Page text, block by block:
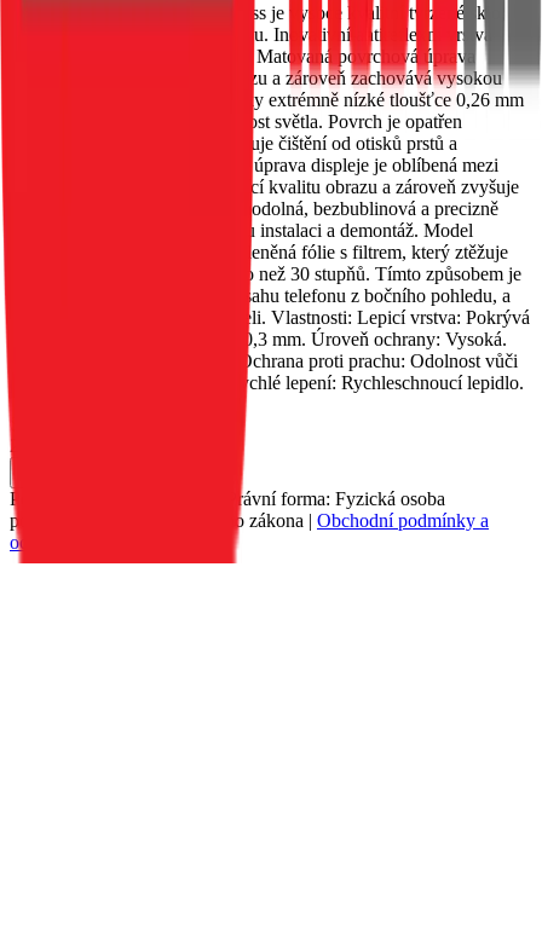
Skleněná fólie Mr. Monkey Glass je vysoce kvalitní tvrzené sklo,
které pokrývá celou lepicí plochu. Inovativní antireflexní vrstva
omezuje škodlivé modré záření. Matovaná povrchová úprava
zajišťuje ještě lepší kvalitu obrazu a zároveň zachovává vysokou
citlivost dotykové ovládání. Díky extrémně nízké tloušťce 0,26 mm
má produkt vynikající propustnost světla. Povrch je opatřen
oleofobní vrstvou, která usnadňuje čištění od otisků prstů a
mastnoty. Matovaná povrchová úprava displeje je oblíbená mezi
hráči, protože zajišťuje vynikající kvalitu obrazu a zároveň zvyšuje
odolnost proti poškrábání. Ultraodolná, bezbublinová a precizně
vyříznutá, což zaručuje snadnou instalaci a demontáž. Model
"Strong Privacy" je unikátní skleněná fólie s filtrem, který ztěžuje
vidění obrazovky z úhlu většího než 30 stupňů. Tímto způsobem je
znemožněno nahlédnout do obsahu telefonu z bočního pohledu, a
obraz je viditelný pouze uživateli. Vlastnosti: Lepicí vrstva: Pokrývá
celou lepicí plochu. Tloušťka: 0,3 mm. Úroveň ochrany: Vysoká.
Úroveň bezpečnosti: Vysoká. Ochrana proti prachu: Odolnost vůči
prachu na okrajích telefonu. Rychlé lepení: Rychleschnoucí lepidlo.
Skladem 21 ks u dodavatele
259 Kč
Petr Matyáš, IČ: 00705331, Právní forma: Fyzická osoba
podnikající dle živnostenského zákona | Obchodní podmínky a
ochrana osobních údajů